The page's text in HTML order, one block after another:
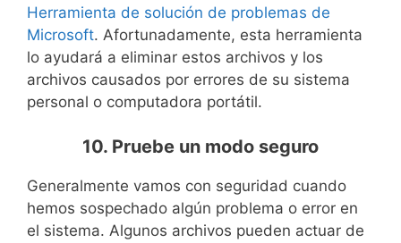
Herramienta de solución de problemas de
Microsoft. Afortunadamente, esta herramienta
lo ayudará a eliminar estos archivos y los
archivos causados ​​por errores de su sistema
personal o computadora portátil.
10. Pruebe un modo seguro
Generalmente vamos con seguridad cuando
hemos sospechado algún problema o error en
el sistema. Algunos archivos pueden actuar de